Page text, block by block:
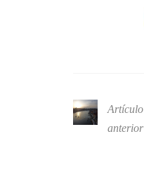
Artículo
anterior